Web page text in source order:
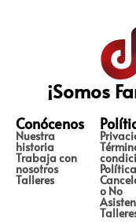
¡Somos
Conócenos
Nuestra
historia
Trabaja con
nosotros
Talleres
o No